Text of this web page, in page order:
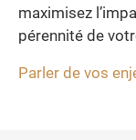
maximisez
pérennité de
Parler de vos